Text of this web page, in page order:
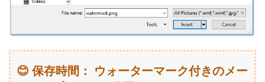
😊 保存時間： ウォーターマーク付きのメー